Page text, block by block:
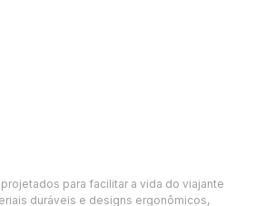
para facilitar a vida do viajante
duráveis e designs ergonômicos,